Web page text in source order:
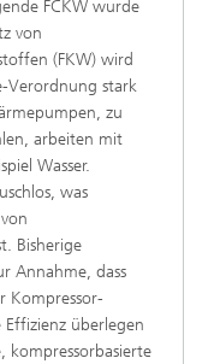
FCKW wurde
von
(FKW) wird
Verordnung stark
zu
arbeiten mit
Wasser.
was
Bisherige
Annahme, dass
Kompressor-
überlegen
kompressorbasierte